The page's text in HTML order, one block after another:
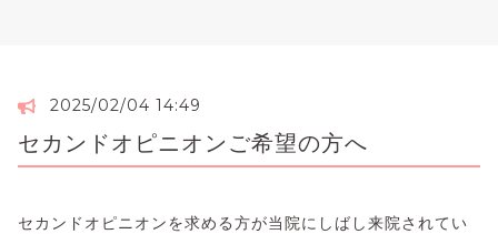
2025/02/04 14:49
セカンドオピニオンご希望の方へ
セカンドオピニオンを求める方が当院にしばし来院されてい